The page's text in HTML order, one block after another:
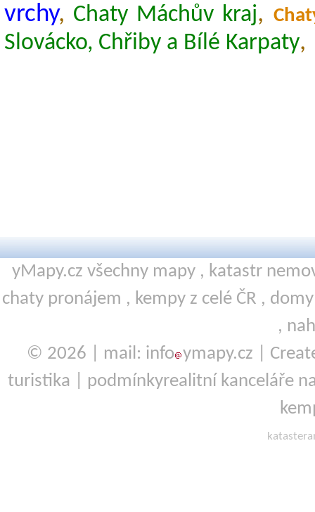
vrchy, Chaty Máchův kraj,
Slovácko, Chřiby a Bílé Karpaty,
yMapy.cz všechny mapy , katastr
chaty pronájem , kempyz celé ČR ,
,
© 2026 | mail: info ymapy.cz |
turistika
podmínkyrealitní kanceláře